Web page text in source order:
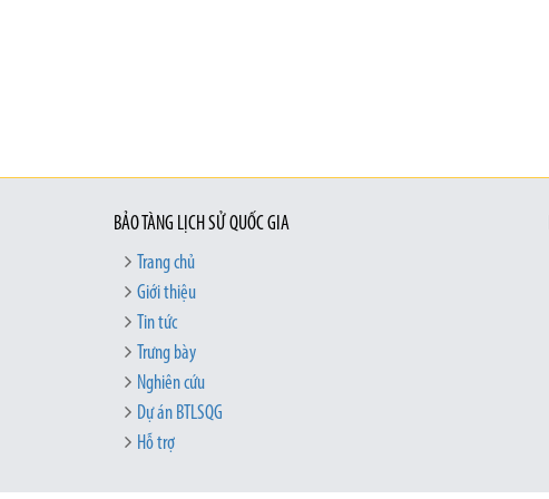
BẢO TÀNG LỊCH SỬ QUỐC GIA
Trang chủ
Giới thiệu
Tin tức
Trưng bày
Nghiên cứu
Dự án BTLSQG
Hỗ trợ